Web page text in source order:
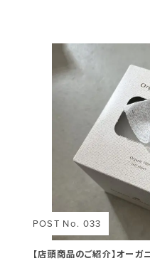
POST No. 033
【店頭商品のご紹介】オーガ